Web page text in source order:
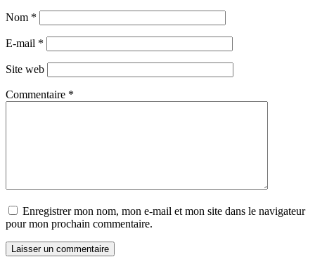
Nom *
E-mail *
Site web
Commentaire *
Enregistrer mon nom, mon e-mail et mon site dans le navigateur
pour mon prochain commentaire.